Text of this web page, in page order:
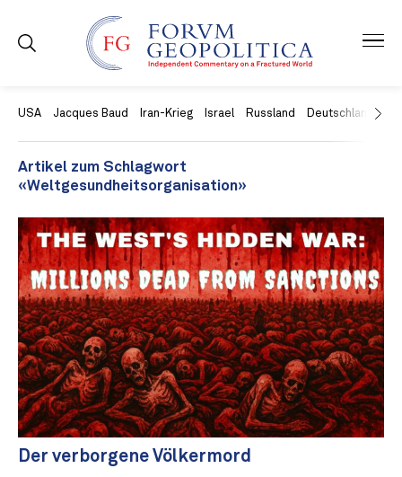
USA Jacques Baud Iran-Krieg Israel Russland Deutschland
Artikel zum Schlagwort
«Weltgesundheitsorganisation»
Der verborgene Völkermord